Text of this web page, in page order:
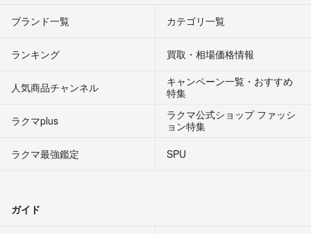
ブランド一覧 カテゴリ一覧
ランキング 買取・相場価格情報
人気商品チャンネル
キャンペーン一覧・おすすめ
特集
ラクマplus
ラクマ公式ショップ ファッシ
ョン特集
ラクマ最強鑑定
SPU
ガイド